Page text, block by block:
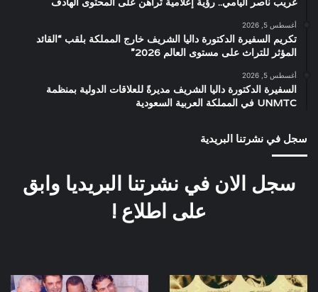
أغسطس 5, 2026
تكريم السفيرة الدكتورة داليا الشريف خارج المملكة بلقب “القائد
المؤثر للتراث على مستوى العالم 2026”
أغسطس 5, 2026
السفيرة الدكتورة داليا الشريف مديرةً للعلاقات الدولية بمنظمة
UNMTC في المملكة العربية السعودية
سجل في نشرتنا البريدية
سجل الان في نشرتنا البريديا وابق
على اطلاع !
مسابقة
صورة